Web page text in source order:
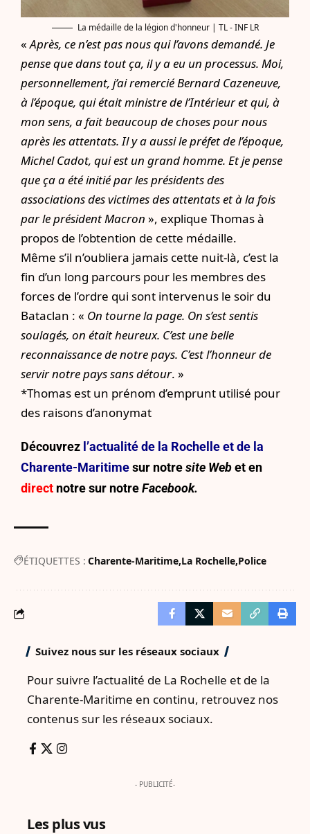
La médaille de la légion d'honneur | TL - INF LR
«Après, ce n’est pas nous qui l’avons demandé. Je
pense que dans tout ça, il y a eu un processus. Moi,
personnellement, j’ai remercié Bernard Cazeneuve,
à l’époque, qui était ministre de l’Intérieur et qui, à
mon sens, a fait beaucoup de choses pour nous
après les attentats. Il y a aussi le préfet de l’époque,
Michel Cadot, qui est un grand homme. Et je pense
que ça a été initié par les présidents des
associations des victimes des attentats et à la fois
par le président Macron », explique Thomas à
propos de l’obtention de cette médaille.
Même s’il n’oubliera jamais cette nuit-là, c’est la
fin d’un long parcours pour les membres des
forces de l’ordre qui sont intervenus le soir du
Bataclan : « On tourne la page. On s’est sentis
soulagés, on était heureux. C’est une belle
reconnaissance de notre pays. C’est l’honneur de
servir notre pays sans détour. »
*Thomas est un prénom d’emprunt utilisé pour
des raisons d’anonymat
Découvrez l’actualité de la Rochelle et de la
Charente-Maritimesur notresite Webet en
direct notre sur notreFacebook.
ÉTIQUETTES : Charente-Maritime La Rochelle Police
Suivez nous sur les réseaux sociaux
Pour suivre l’actualité de La Rochelle et de la
Charente-Maritime en continu, retrouvez nos
contenus sur les réseaux sociaux.
- PUBLICITÉ-
Les plus vus